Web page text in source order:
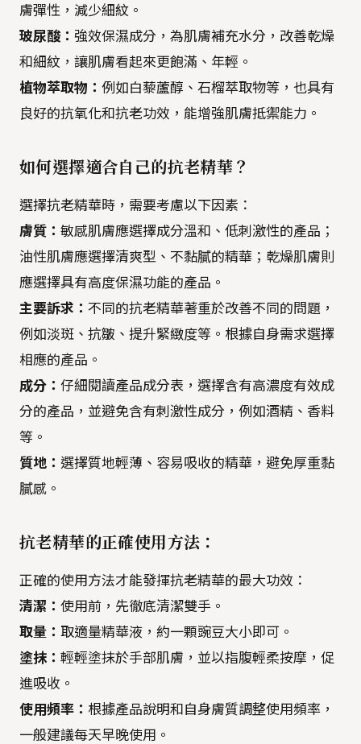
膚彈性，減少細紋。
玻尿酸： 強效保濕成分，為肌膚補充水分，改善乾燥
和細紋，讓肌膚看起來更飽滿、年輕。
植物萃取物： 例如白藜蘆醇、石榴萃取物等，也具有
良好的抗氧化和抗老功效，能增強肌膚抵禦能力。
如何選擇適合自己的抗老精華？
選擇抗老精華時，需要考慮以下因素：
膚質： 敏感肌膚應選擇成分溫和、低刺激性的產品；
油性肌膚應選擇清爽型、不黏膩的精華；乾燥肌膚則
應選擇具有高度保濕功能的產品。
主要訴求： 不同的抗老精華著重於改善不同的問題，
例如淡斑、抗皺、提升緊緻度等。根據自身需求選擇
相應的產品。
成分： 仔細閱讀產品成分表，選擇含有高濃度有效成
分的產品，並避免含有刺激性成分，例如酒精、香料
等。
質地： 選擇質地輕薄、容易吸收的精華，避免厚重黏
膩感。
抗老精華的正確使用方法：
正確的使用方法才能發揮抗老精華的最大功效：
清潔： 使用前，先徹底清潔雙手。
取量： 取適量精華液，約一顆豌豆大小即可。
塗抹： 輕輕塗抹於手部肌膚，並以指腹輕柔按摩，促
進吸收。
使用頻率： 根據產品說明和自身膚質調整使用頻率，
一般建議每天早晚使用。